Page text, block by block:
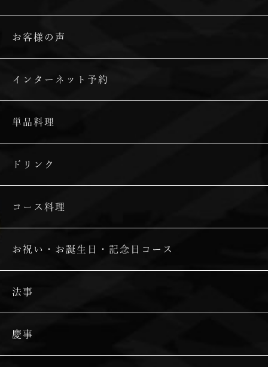
お客様の声
インターネット予約
単品料理
ドリンク
コース料理
お祝い・お誕生日・記念日コース
法事
慶事